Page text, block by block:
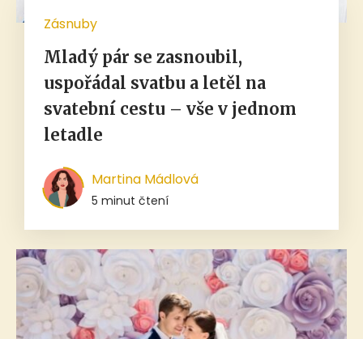
Zásnuby
Mladý pár se zasnoubil,
uspořádal svatbu a letěl na
svatební cestu – vše v jednom
letadle
Martina Mádlová
5 minut čtení